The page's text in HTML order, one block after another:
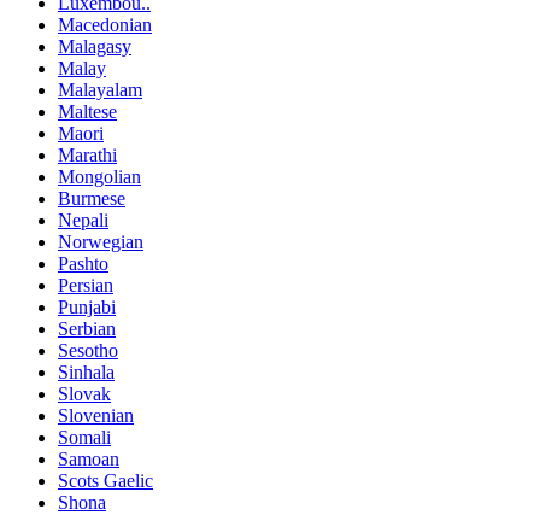
Macedonian
Malagasy
Malay
Malayalam
Maltese
Maori
Marathi
Mongolian
Burmese
Nepali
Norwegian
Pashto
Persian
Punjabi
Serbian
Sesotho
Sinhala
Slovak
Slovenian
Somali
Samoan
Scots Gaelic
Shona